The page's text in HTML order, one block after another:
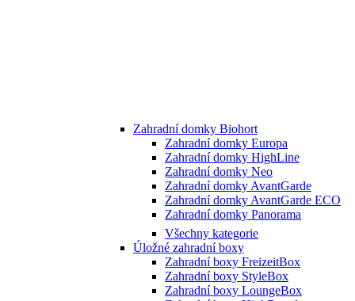
Zahradní domky Biohort
Zahradní domky Europa
Zahradní domky HighLine
Zahradní domky Neo
Zahradní domky AvantGarde
Zahradní domky AvantGarde ECO
Zahradní domky Panorama
Všechny kategorie
Úložné zahradní boxy
Zahradní boxy FreizeitBox
Zahradní boxy StyleBox
Zahradní boxy LoungeBox